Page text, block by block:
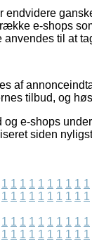
endvidere
e-shops
anvendes til at
af
tilbud, og
og e-shops
siden
1 1 1 1 1 1 1 1 1 1
1 1 1 1 1 1 1 1 1 1
1 1 1 1 1 1 1 1 1 1
1 1 1 1 1 1 1 1 1 1